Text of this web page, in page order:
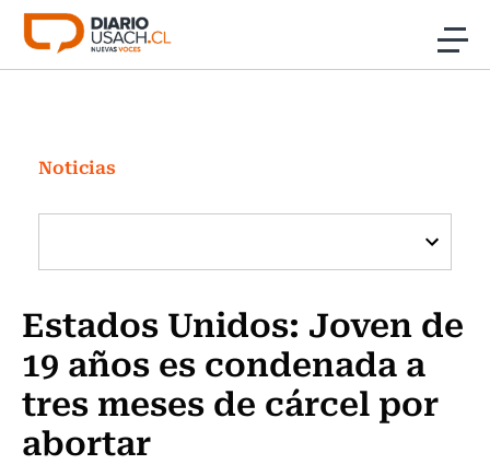
Click acá para ir directamente al contenido
Investigación
Cultura
Programas Radio y TV Usach
Noticias
Estados Unidos: Joven de
19 años es condenada a
tres meses de cárcel por
abortar